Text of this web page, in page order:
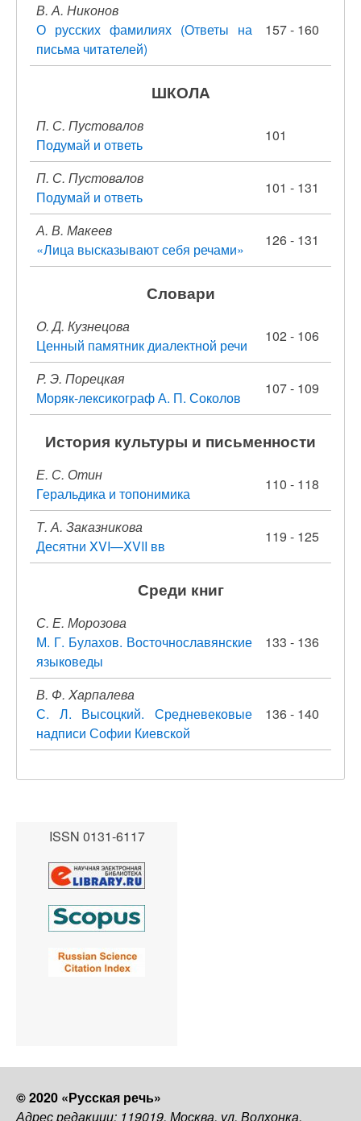
В. А. Никонов
О русских фамилиях (Ответы на
письма читателей)
157 - 160
ШКОЛА
П. С. Пустовалов
Подумай и ответь
101
П. С. Пустовалов
Подумай и ответь
101 - 131
А. В. Макеев
«Лица высказывают себя речами»
126 - 131
Словари
O. Д. Кузнецова
Ценный памятник диалектной речи
102 - 106
P. Э. Порецкая
Моряк-лексикограф А. П. Соколов
107 - 109
История культуры и письменности
Е. С. Отин
Геральдика и топонимика
110 - 118
Т. А. Заказникова
Десятни XVI—XVII вв
119 - 125
Среди книг
С. Е. Морозова
М. Г. Булахов. Восточнославянские
языковеды
133 - 136
В. Ф. Xарпалева
С. Л. Высоцкий. Средневековые
надписи Софии Киевской
136 - 140
ISSN 0131-6117
© 2020 «Русская речь»
Адрес редакции: 119019, Москва, ул. Волхонка,